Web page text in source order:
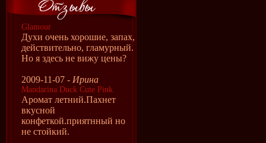
Glamour
Духи очень хорошие, запах,
действительно, гламурный.
Но я здесь не вижу цены?
2009-11-07 - Ирина
Mandarina Duck Cute Pink
Аромат летний.Пахнет
вкусной
конфеткой.приятнный но
не стойкий.